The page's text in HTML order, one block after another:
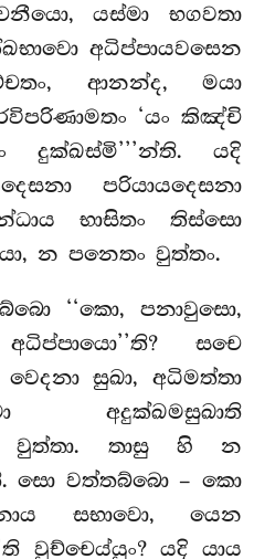
යස්මා භගවතා
අධිප්පායවසෙන
ආනන්ද, මයා
‘යං කිඤ්චි
දුක්ඛස්මි’’’න්ති. යදි
පරියායදෙසනා
භාසිතං තිස්සො
න පනෙතං වුත්තං.
‘‘කො, පනාවුසො,
සචෙ
වෙදනා සුඛා, අධිමත්තා
අදුක්ඛමසුඛාති
වුත්තා. තාසු හි න
සො වත්තබ්බො – කො
සභාවො, යෙන
වුච්චෙය්යුං? යදි යාය